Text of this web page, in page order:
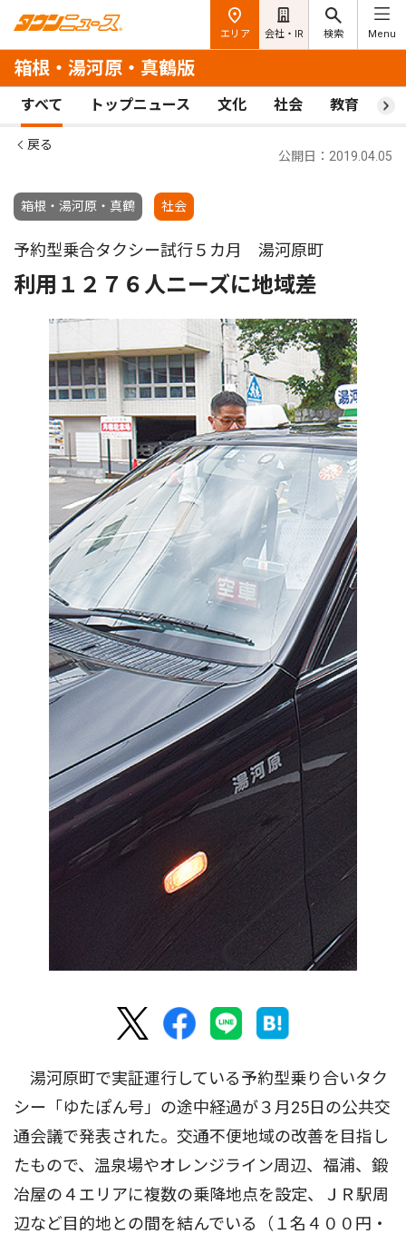
エリア 会社・IR 検索 Menu
箱根・湯河原・真鶴版
すべて トップニュース 文化 社会 教育 ス
戻る
箱根・湯河原・真鶴 社会
公開日：2019.04.05
予約型乗合タクシー試行５カ月 湯河原町
利用１２７６人ニーズに地域差
湯河原町で実証運行している予約型乗り合いタク
シー「ゆたぽん号」の途中経過が３月25日の公共交
通会議で発表された。交通不便地域の改善を目指し
たもので、温泉場やオレンジライン周辺、福浦、鍛
冶屋の４エリアに複数の乗降地点を設定、ＪＲ駅周
辺など目的地との間を結んでいる（１名４００円・